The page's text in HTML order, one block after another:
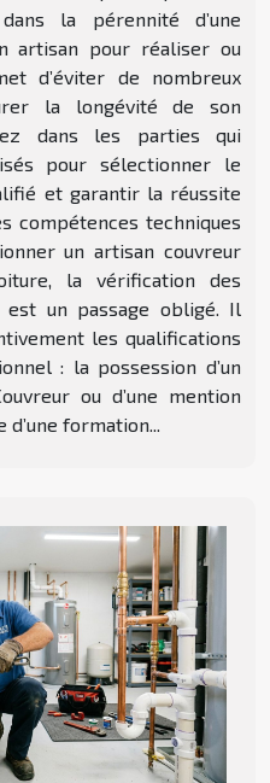
la pérennité d’une
artisan pour réaliser ou
d’éviter de nombreux
la longévité de son
dans les parties qui
pour sélectionner le
et garantir la réussite
compétences techniques
un artisan couvreur
la vérification des
est un passage obligé. Il
les qualifications
: la possession d’un
ou d’une mention
formation...